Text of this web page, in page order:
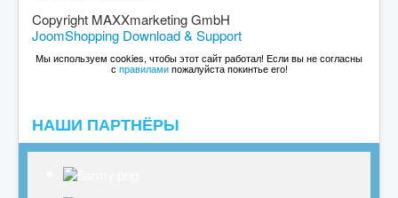
Copyright MAXXmarketing GmbH
JoomShopping Download & Support
Мы используем cookies, чтобы этот сайт работал! Если вы не согласны
с правиламипожалуйста покинтье его!
НАШИ ПАРТНЁРЫ